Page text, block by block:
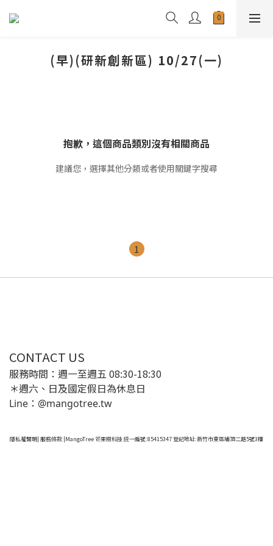
(早)(研新創新區) 10/27(一)
抱歉，這個商品類別沒有相關商品
建議您，選擇其他分類或者使用關鍵字搜尋
1
CONTACT US
服務時間：週一至週五 08:30-18:30
＊週六、日及國定假日為休息日
Line：@mangotree.tw
隱私權聲明| 服務條款 |MangoTree 芒果樹科技 統一編號:85415347 登記地址:新竹市東區埔頂二路5號3樓